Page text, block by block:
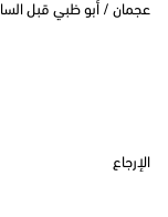
عجمان / أبو ظبي قبل الساعة 12
الإرجاع